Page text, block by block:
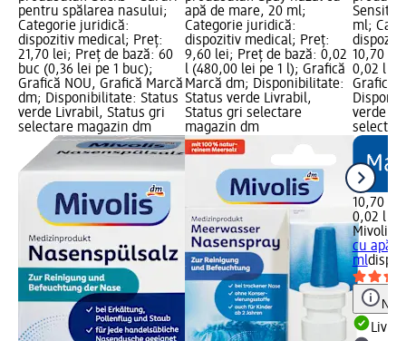
pentru spălarea nasului;
Categorie juridică:
dispozitiv medical; Preț:
21,70 lei; Preț de bază: 60
buc (0,36 lei pe 1 buc);
Grafică NOU, Grafică Marcă
dm; Disponibilitate: Status
verde Livrabil, Status gri
selectare magazin dm
apă de mare, 20 ml;
Categorie juridică:
dispozitiv medical; Preț:
9,60 lei; Preț de bază: 0,02
l (480,00 lei pe 1 l); Grafică
Marcă dm; Disponibilitate:
Status verde Livrabil,
Status gri selectare
magazin dm
Sensitiv
ml;
10,70
0,02 l
Grafică
verde
10,70 lei
0,02 l
Mivolis
cu apă
ml
Notă